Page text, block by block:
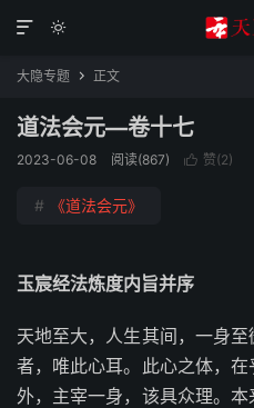


大隐专题  正文
道法会元—卷十七
2023-06-08 阅读(867)  赞(2)
# 《道法会元》
玉宸经法炼度内旨并序
天地至大，人生其间，一身
者，唯此心耳。此心之体，
外，主宰一身，该具众理。